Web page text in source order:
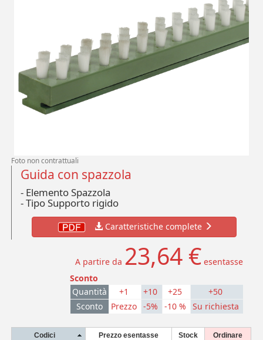
Foto non contrattuali
Guida con spazzola
- Elemento Spazzola
-Tipo Supporto rigido
Caratteristiche complete
A partire da 23,64 € esentasse
Sconto
Quantità
+1 +10 +25
+50
Sconto
Prezzo -5% -10 % Su richiesta
Codici Prezzo esentasse Stock Ordinare